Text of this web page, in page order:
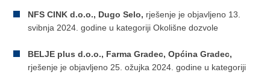
NFS CINK d.o.o., Dugo Selo, rješenje je objavljeno 13.
svibnja 2024. godine u kategoriji Okolišne dozvole
BELJE plus d.o.o., Farma Gradec, Općina Gradec,
rješenje je objavljeno 25. ožujka 2024. godine u kategoriji